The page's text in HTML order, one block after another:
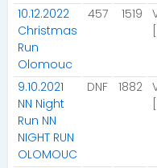
10.12.2022
Christmas
Run
Olomouc
457 1519
9.10.2021
NN Night
Run NN
NIGHT RUN
OLOMOUC
DNF 1882